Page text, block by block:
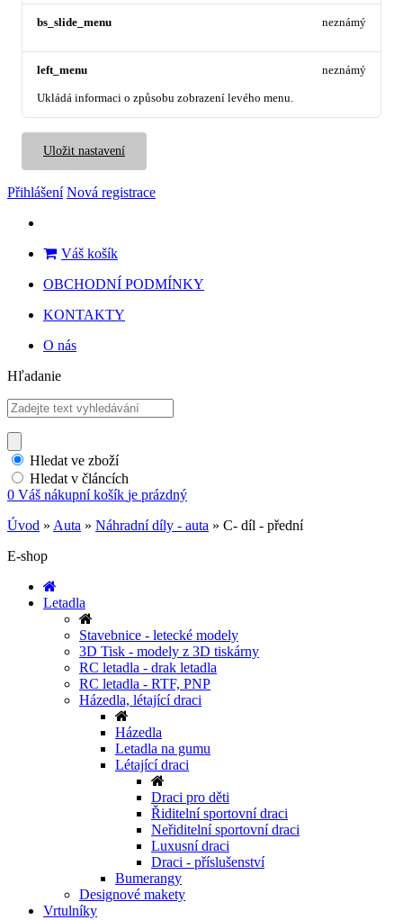
bs_slide_menu neznámý
left_menu
Ukládá informaci o způsobu zobrazení levého menu.
neznámý
Uložit nastavení
Přihlášení Nová registrace
Váš košík
OBCHODNÍ PODMÍNKY
KONTAKTY
O nás
Hľadanie
Hledat ve zboží
Hledat v článcích
0 Váš nákupní košík je prázdný
Úvod » Auta » Náhradní díly - auta » C- díl - přední
E-shop
Letadla
Stavebnice - letecké modely
3D Tisk - modely z 3D tiskárny
RC letadla - drak letadla
RC letadla - RTF, PNP
Házedla, létající draci
Házedla
Letadla na gumu
Létající draci
Draci pro děti
Řiditelní sportovní draci
Neřiditelní sportovní draci
Luxusní draci
Draci - příslušenství
Bumerangy
Designové makety
Vrtulníky